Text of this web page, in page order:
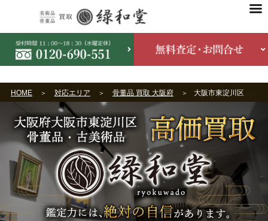
HOME 対応エリア 骨董品 買取 大阪府 大阪市東淀川区 骨董品買取